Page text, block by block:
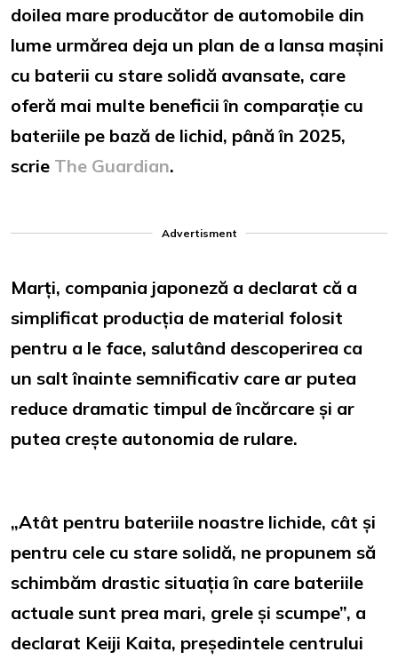
doilea mare producător de automobile din
lume urmărea deja un plan de a lansa mașini
cu baterii cu stare solidă avansate, care
oferă mai multe beneficii în comparație cu
bateriile pe bază de lichid, până în 2025,
scrie The Guardian.
Advertisment
Marți, compania japoneză a declarat că a
simplificat producția de material folosit
pentru a le face, salutând descoperirea ca
un salt înainte semnificativ care ar putea
reduce dramatic timpul de încărcare și ar
putea crește autonomia de rulare.
„Atât pentru bateriile noastre lichide, cât și
pentru cele cu stare solidă, ne propunem să
schimbăm drastic situația în care bateriile
actuale sunt prea mari, grele și scumpe”, a
declarat Keiji Kaita, președintele centrului